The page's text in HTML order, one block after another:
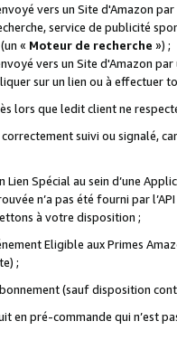
vers un Site d'Amazon
service de publicité
« Moteur de recherche ») ;
vers un Site d'Amazon
sur un lien ou à
lors que ledit client ne
suivi ou signalé,
Lien Spécial au sein d’une
n’a pas été fourni par
à votre disposition ;
Eligible aux Primes
;
(sauf disposition
en pré-commande qui n’est